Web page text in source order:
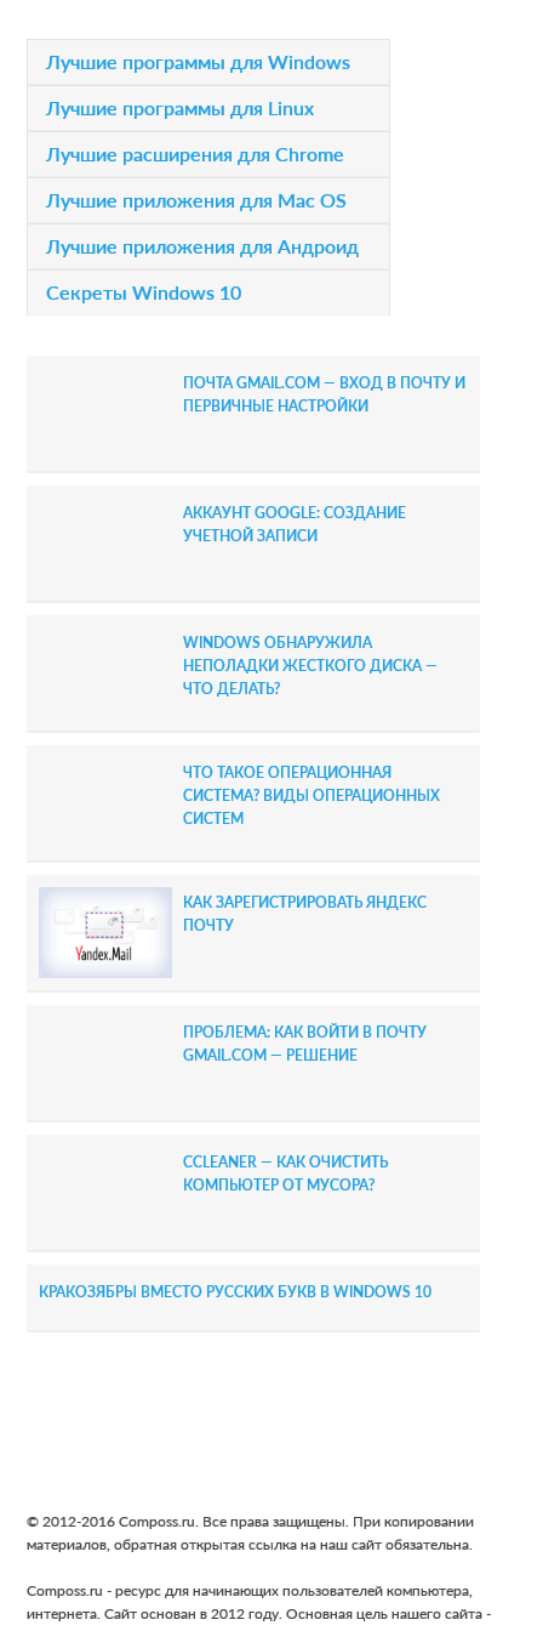
i
o
n
P
m
y
Лучшие программы для Windows
Лучшие программы для Linux
Лучшие расширения для Chrome
Лучшие приложения для Mac OS
Лучшие приложения для Андроид
Секреты Windows 10
ПОЧТА GMAIL.COM — ВХОД В ПОЧТУ И
ПЕРВИЧНЫЕ НАСТРОЙКИ
АККАУНТ GOOGLE: СОЗДАНИЕ
УЧЕТНОЙ ЗАПИСИ
WINDOWS ОБНАРУЖИЛА
НЕПОЛАДКИ ЖЕСТКОГО ДИСКА —
ЧТО ДЕЛАТЬ?
ЧТО ТАКОЕ ОПЕРАЦИОННАЯ
СИСТЕМА? ВИДЫ ОПЕРАЦИОННЫХ
СИСТЕМ
КАК ЗАРЕГИСТРИРОВАТЬ ЯНДЕКС
ПОЧТУ
ПРОБЛЕМА: КАК ВОЙТИ В ПОЧТУ
GMAIL.COM — РЕШЕНИЕ
CCLEANER — КАК ОЧИСТИТЬ
КОМПЬЮТЕР ОТ МУСОРА?
КРАКОЗЯБРЫ ВМЕСТО РУССКИХ БУКВ В WINDOWS 10
Footer
© 2012-2016 Composs.ru. Все права защищены. При копировании
материалов, обратная открытая ссылка на наш сайт обязательна.
Composs.ru - ресурс для начинающих пользователей компьютера,
интернета. Сайт основан в 2012 году. Основная цель нашего сайта -